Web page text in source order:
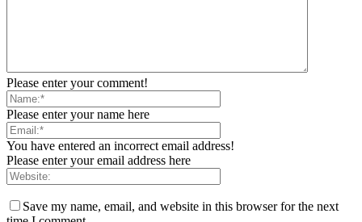
Please enter your comment!
Please enter your name here
You have entered an incorrect email address!
Please enter your email address here
Save my name, email, and website in this browser for the next